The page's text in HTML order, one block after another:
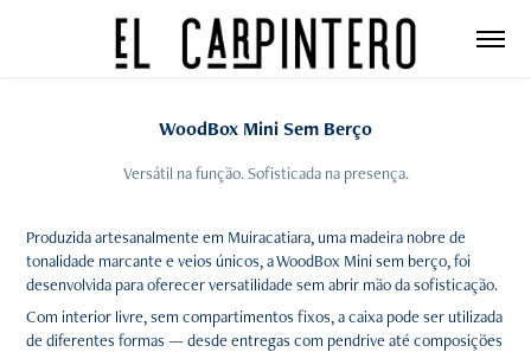
WoodBox Mini Sem Berço
Versátil na função. Sofisticada na presença.
Produzida artesanalmente em Muiracatiara, uma madeira nobre de
tonalidade marcante e veios únicos, a WoodBox Mini sem berço, foi
desenvolvida para oferecer versatilidade sem abrir mão da sofisticação.
Com interior livre, sem compartimentos fixos, a caixa pode ser utilizada
de diferentes formas — desde entregas com pendrive até composições